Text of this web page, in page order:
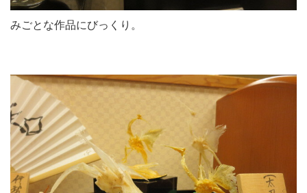
みごとな作品にびっくり。